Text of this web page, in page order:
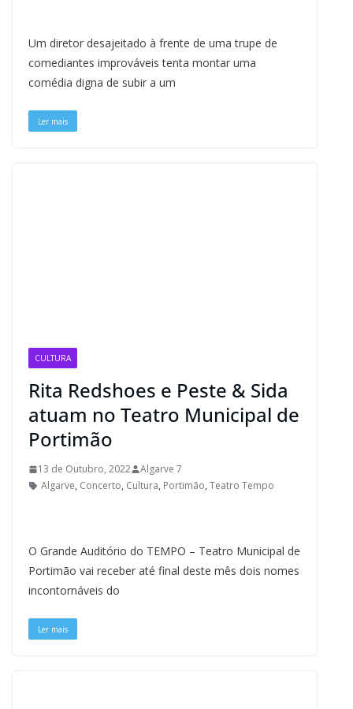
Um diretor desajeitado à frente de uma trupe de
comediantes improváveis tenta montar uma
comédia digna de subir a um
Ler mais
CULTURA
Rita Redshoes e Peste & Sida
atuam no Teatro Municipal de
Portimão
13 de Outubro, 2022
Algarve 7
Algarve, Concerto, Cultura, Portimão, Teatro Tempo
O Grande Auditório do TEMPO – Teatro Municipal de
Portimão vai receber até final deste mês dois nomes
incontornáveis do
Ler mais